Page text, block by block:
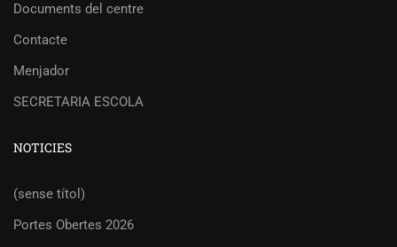
Documents del centre
Contacte
Menjador
SECRETARIA ESCOLA
NOTICIES
(sense títol)
Portes Obertes 2026